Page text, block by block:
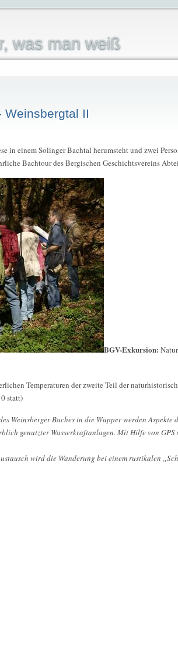
was man weiß
Weinsbergtal II
in einem Solinger Bachtal herumsteht und zwei
Bachtour des Bergischen Geschichtsvereins
BGV-Exkursion:
Temperaturen der zweite Teil der
statt)
Weinsberger Baches in die Wupper werden Aspekte
genutzter Wasserkraftanlagen. Mit Hilfe von
wird die Wanderung bei einem rustikalen